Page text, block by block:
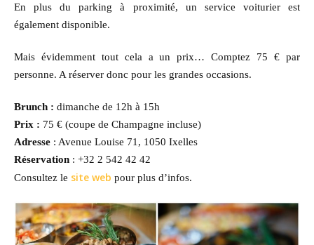
En plus du parking à proximité, un service voiturier est
également disponible.
Mais évidemment tout cela a un prix… Comptez 75 € par
personne. A réserver donc pour les grandes occasions.
Brunch : dimanche de 12h à 15h
Prix : 75 € (coupe de Champagne incluse)
Adresse : Avenue Louise 71, 1050 Ixelles
Réservation : +32 2 542 42 42
Consultez le site web pour plus d’infos.